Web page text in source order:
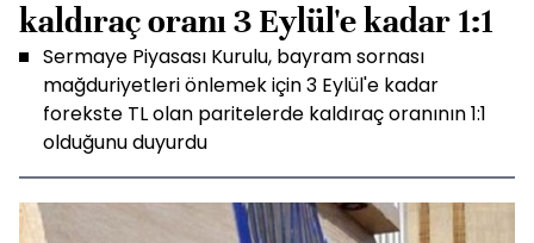
kaldıraç oranı 3 Eylül'e kadar 1:1
Sermaye Piyasası Kurulu, bayram sornası
mağduriyetleri önlemek için 3 Eylül'e kadar
forekste TL olan paritelerde kaldıraç oranının 1:1
olduğunu duyurdu